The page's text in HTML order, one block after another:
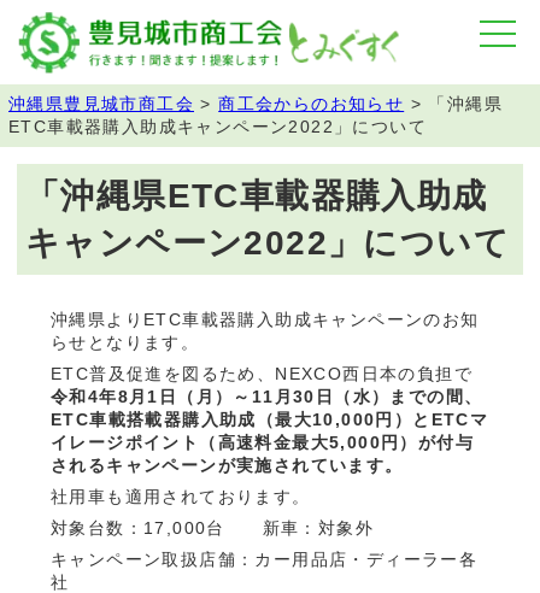
沖縄県豊見城市商工会 >商工会からのお知らせ >
「沖縄県
ETC車載器購入助成キャンペーン2022」について
「沖縄県ETC車載器購入助成
キャンペーン2022」について
沖縄県よりETC車載器購入助成キャンペーンのお知
らせとなります。
ETC普及促進を図るため、NEXCO西日本の負担で
令和4年8月1日（月）～11月30日（水）までの間、
ETC車載搭載器購入助成（最大10,000円）とETCマ
イレージポイント（高速料金最大5,000円）が付与
されるキャンペーンが実施されています。
社用車も適用されております。
対象台数：17,000台 新車：対象外
キャンペーン取扱店舗：カー用品店・ディーラー各
社